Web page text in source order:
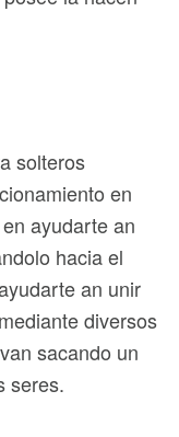
solteros
en
ayudarte an
hacia el
an unir
diversos
sacando un
seres.